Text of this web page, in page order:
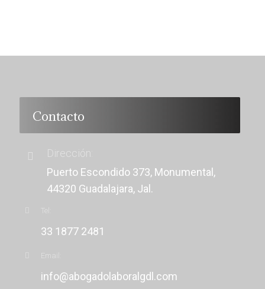
Contacto
Dirección:
Puerto Escondido 373, Monumental,
44320 Guadalajara, Jal.
Tel:
33 1877 2481
Email:
info@abogadolaboralgdl.com